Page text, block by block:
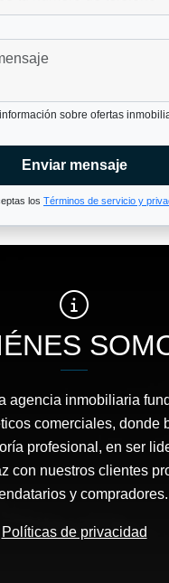
sobre ofertas
Enviar mensaje
los Términos de servicio y
agencia inmobiliaria
comerciales, donde
profesional, en ser
con nuestros clientes
y compradores.
Políticas de privacidad